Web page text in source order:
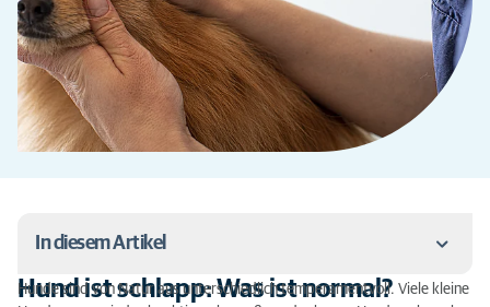
In diesem Artikel
Hund ist schlapp: Was ist normal?
Hunde sind von Natur aus unterschiedlich temperamentvoll. Viele kleine